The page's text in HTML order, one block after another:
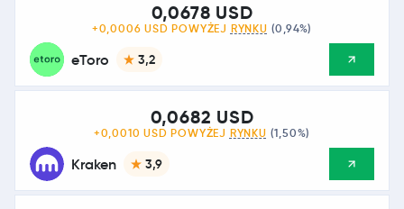
eToro 3,2
0,0678 USD
+0,0006 USD POWYŻEJ RYNKU (0,94%)
Kraken 3,9
0,0682 USD
+0,0010 USD POWYŻEJ RYNKU (1,50%)